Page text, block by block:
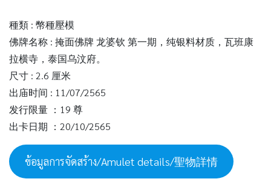
種類 : 幣種壓模
佛牌名称 : 掩面佛牌 龙婆钦 第一期，纯银料材质，瓦班康
拉横寺，泰国乌汶府。
尺寸 : 2.6 厘米
出庙时间 : 11/07/2565
发行限量 ：19 尊
出卡日期 ：20/10/2565
ข้อมูลการจัดสร้าง/Amulet details/聖物詳情